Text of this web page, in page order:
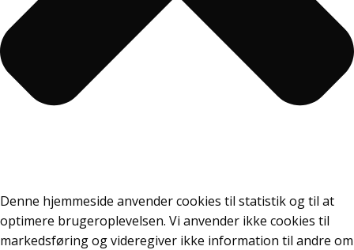
Denne hjemmeside anvender cookies til statistik og til at
optimere brugeroplevelsen. Vi anvender ikke cookies til
markedsføring og videregiver ikke information til andre om